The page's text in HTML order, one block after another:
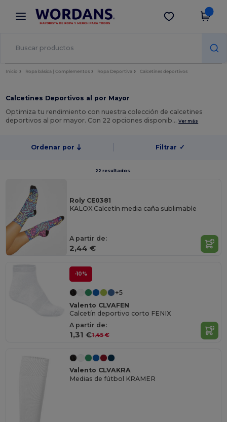
× App de Wordans
¡Mejores precios en app!
Descargar app
Inicio Ropa básica | Complementos Ropa Deportiva Calcetines deportivos
Calcetines Deportivos al por Mayor
Optimiza tu rendimiento con nuestra colección de calcetines
deportivos al por mayor. Con 22 opciones disponib…Ver más
Ordenar por Filtrar ✓
22 resultados.
Roly CE0381
KALOX Calcetín media caña sublimable
A partir de:
2,44 €
-10%
+5
Valento CLVAFEN
Calcetín deportivo corto FENIX
A partir de:
1,31 €1,45 €
Valento CLVAKRA
Medias de fútbol KRAMER